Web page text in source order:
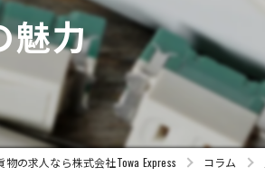
ドライバー
未経験
経験者優遇
高収入
魅力
の求人なら株式会社Towa Express コラム